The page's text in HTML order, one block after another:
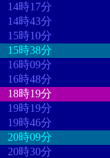
14時17分
14時43分
15時10分
15時38分
16時09分
16時48分
18時19分
19時19分
19時46分
20時09分
20時30分